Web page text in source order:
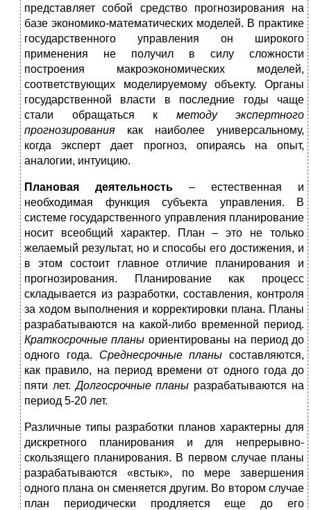
представляет собой средство прогнозирования на
базе экономико-математических моделей. В практике
государственного управления он широкого
применения не получил в силу сложности
построения макроэкономических моделей,
соответствующих моделируемому объекту. Органы
государственной власти в последние годы чаще
стали обращаться к методу экспертного
прогнозирования как наиболее универсальному,
когда эксперт дает прогноз, опираясь на опыт,
аналогии, интуицию.
Плановая деятельность – естественная и
необходимая функция субъекта управления. В
системе государственного управления планирование
носит всеобщий характер. План – это не только
желаемый результат, но и способы его достижения, и
в этом состоит главное отличие планирования и
прогнозирования. Планирование как процесс
складывается из разработки, составления, контроля
за ходом выполнения и корректировки плана. Планы
разрабатываются на какой-либо временной период.
Краткосрочные планы ориентированы на период до
одного года. Среднесрочные планы составляются,
как правило, на период времени от одного года до
пяти лет.Долгосрочные планы разрабатываются на
период 5-20 лет.
Различные типы разработки планов характерны для
дискретного планирования и для непрерывно-
скользящего планирования. В первом случае планы
разрабатываются «встык», по мере завершения
одного плана он сменяется другим. Во втором случае
план периодически продляется еще до его